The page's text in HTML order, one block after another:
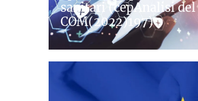
sanitari (cepAnalisi del
COM(2022)197)